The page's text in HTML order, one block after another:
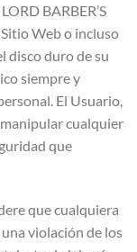
BARBER’S
Web o incluso
disco duro de su
siempre y
El Usuario,
cualquier
que
que cualquiera
violación de los